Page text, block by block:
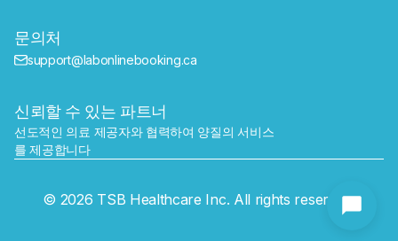
문의처
support@labonlinebooking.ca
신뢰할 수 있는 파트너
선도적인 의료 제공자와 협력하여 양질의 서비스
를 제공합니다
© 2026 TSB Healthcare Inc. All rights reserved.